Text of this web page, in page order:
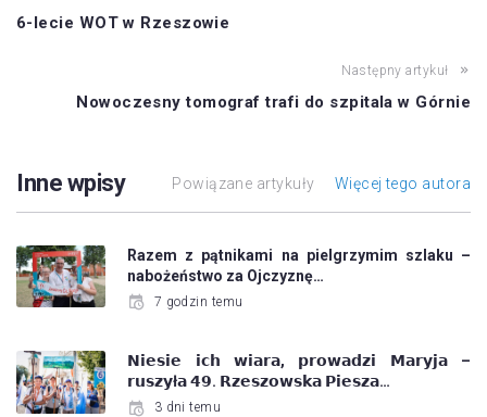
6-lecie WOT w Rzeszowie
Następny artykuł
Nowoczesny tomograf trafi do szpitala w Górnie
Inne wpisy Powiązane artykuły Więcej tego autora
Razem z pątnikami na pielgrzymim szlaku –
nabożeństwo za Ojczyznę…
7 godzin temu
𝗡𝗶𝗲𝘀𝗶𝗲 𝗶𝗰𝗵 𝘄𝗶𝗮𝗿𝗮, 𝗽𝗿𝗼𝘄𝗮𝗱𝘇𝗶 𝗠𝗮𝗿𝘆𝗷𝗮 –
𝗿𝘂𝘀𝘇𝘆ł𝗮 𝟰𝟵. 𝗥𝘇𝗲𝘀𝘇𝗼𝘄𝘀𝗸𝗮 𝗣𝗶𝗲𝘀𝘇𝗮…
3 dni temu